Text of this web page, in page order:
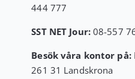
444 777
SST NET Jour:08-557
Besök våra kontor på:
261 31 Landskrona